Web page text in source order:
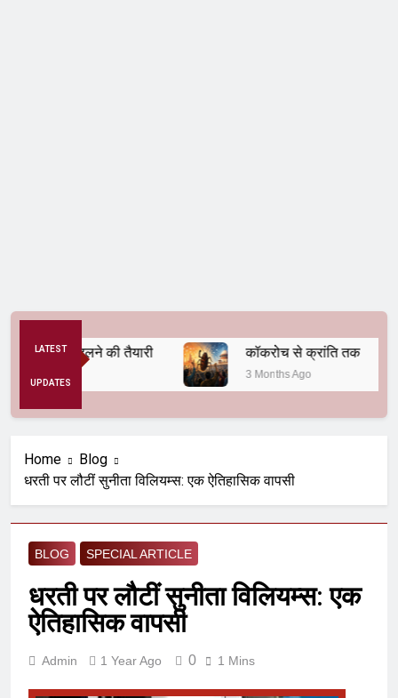
LATEST
UPDATES
बदलने की तैयारी कॉकरोच से क्रांति तक
3 Months Ago
Home
Blog
धरती पर लौटीं सुनीता विलियम्स: एक ऐतिहासिक वापसी
BLOG SPECIAL ARTICLE
धरती पर लौटीं सुनीता विलियम्स: एक
ऐतिहासिक वापसी
Admin 1 Year Ago 0 1 Mins